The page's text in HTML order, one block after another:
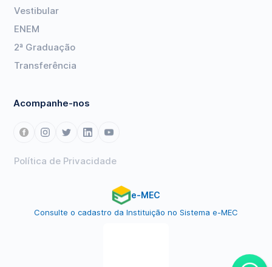
Vestibular
ENEM
2ª Graduação
Transferência
Acompanhe-nos
Política de Privacidade
e-MEC
Consulte o cadastro da Instituição no Sistema e-MEC